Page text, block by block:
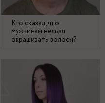
Кто сказал, что
мужчинам нельзя
окрашивать волосы?